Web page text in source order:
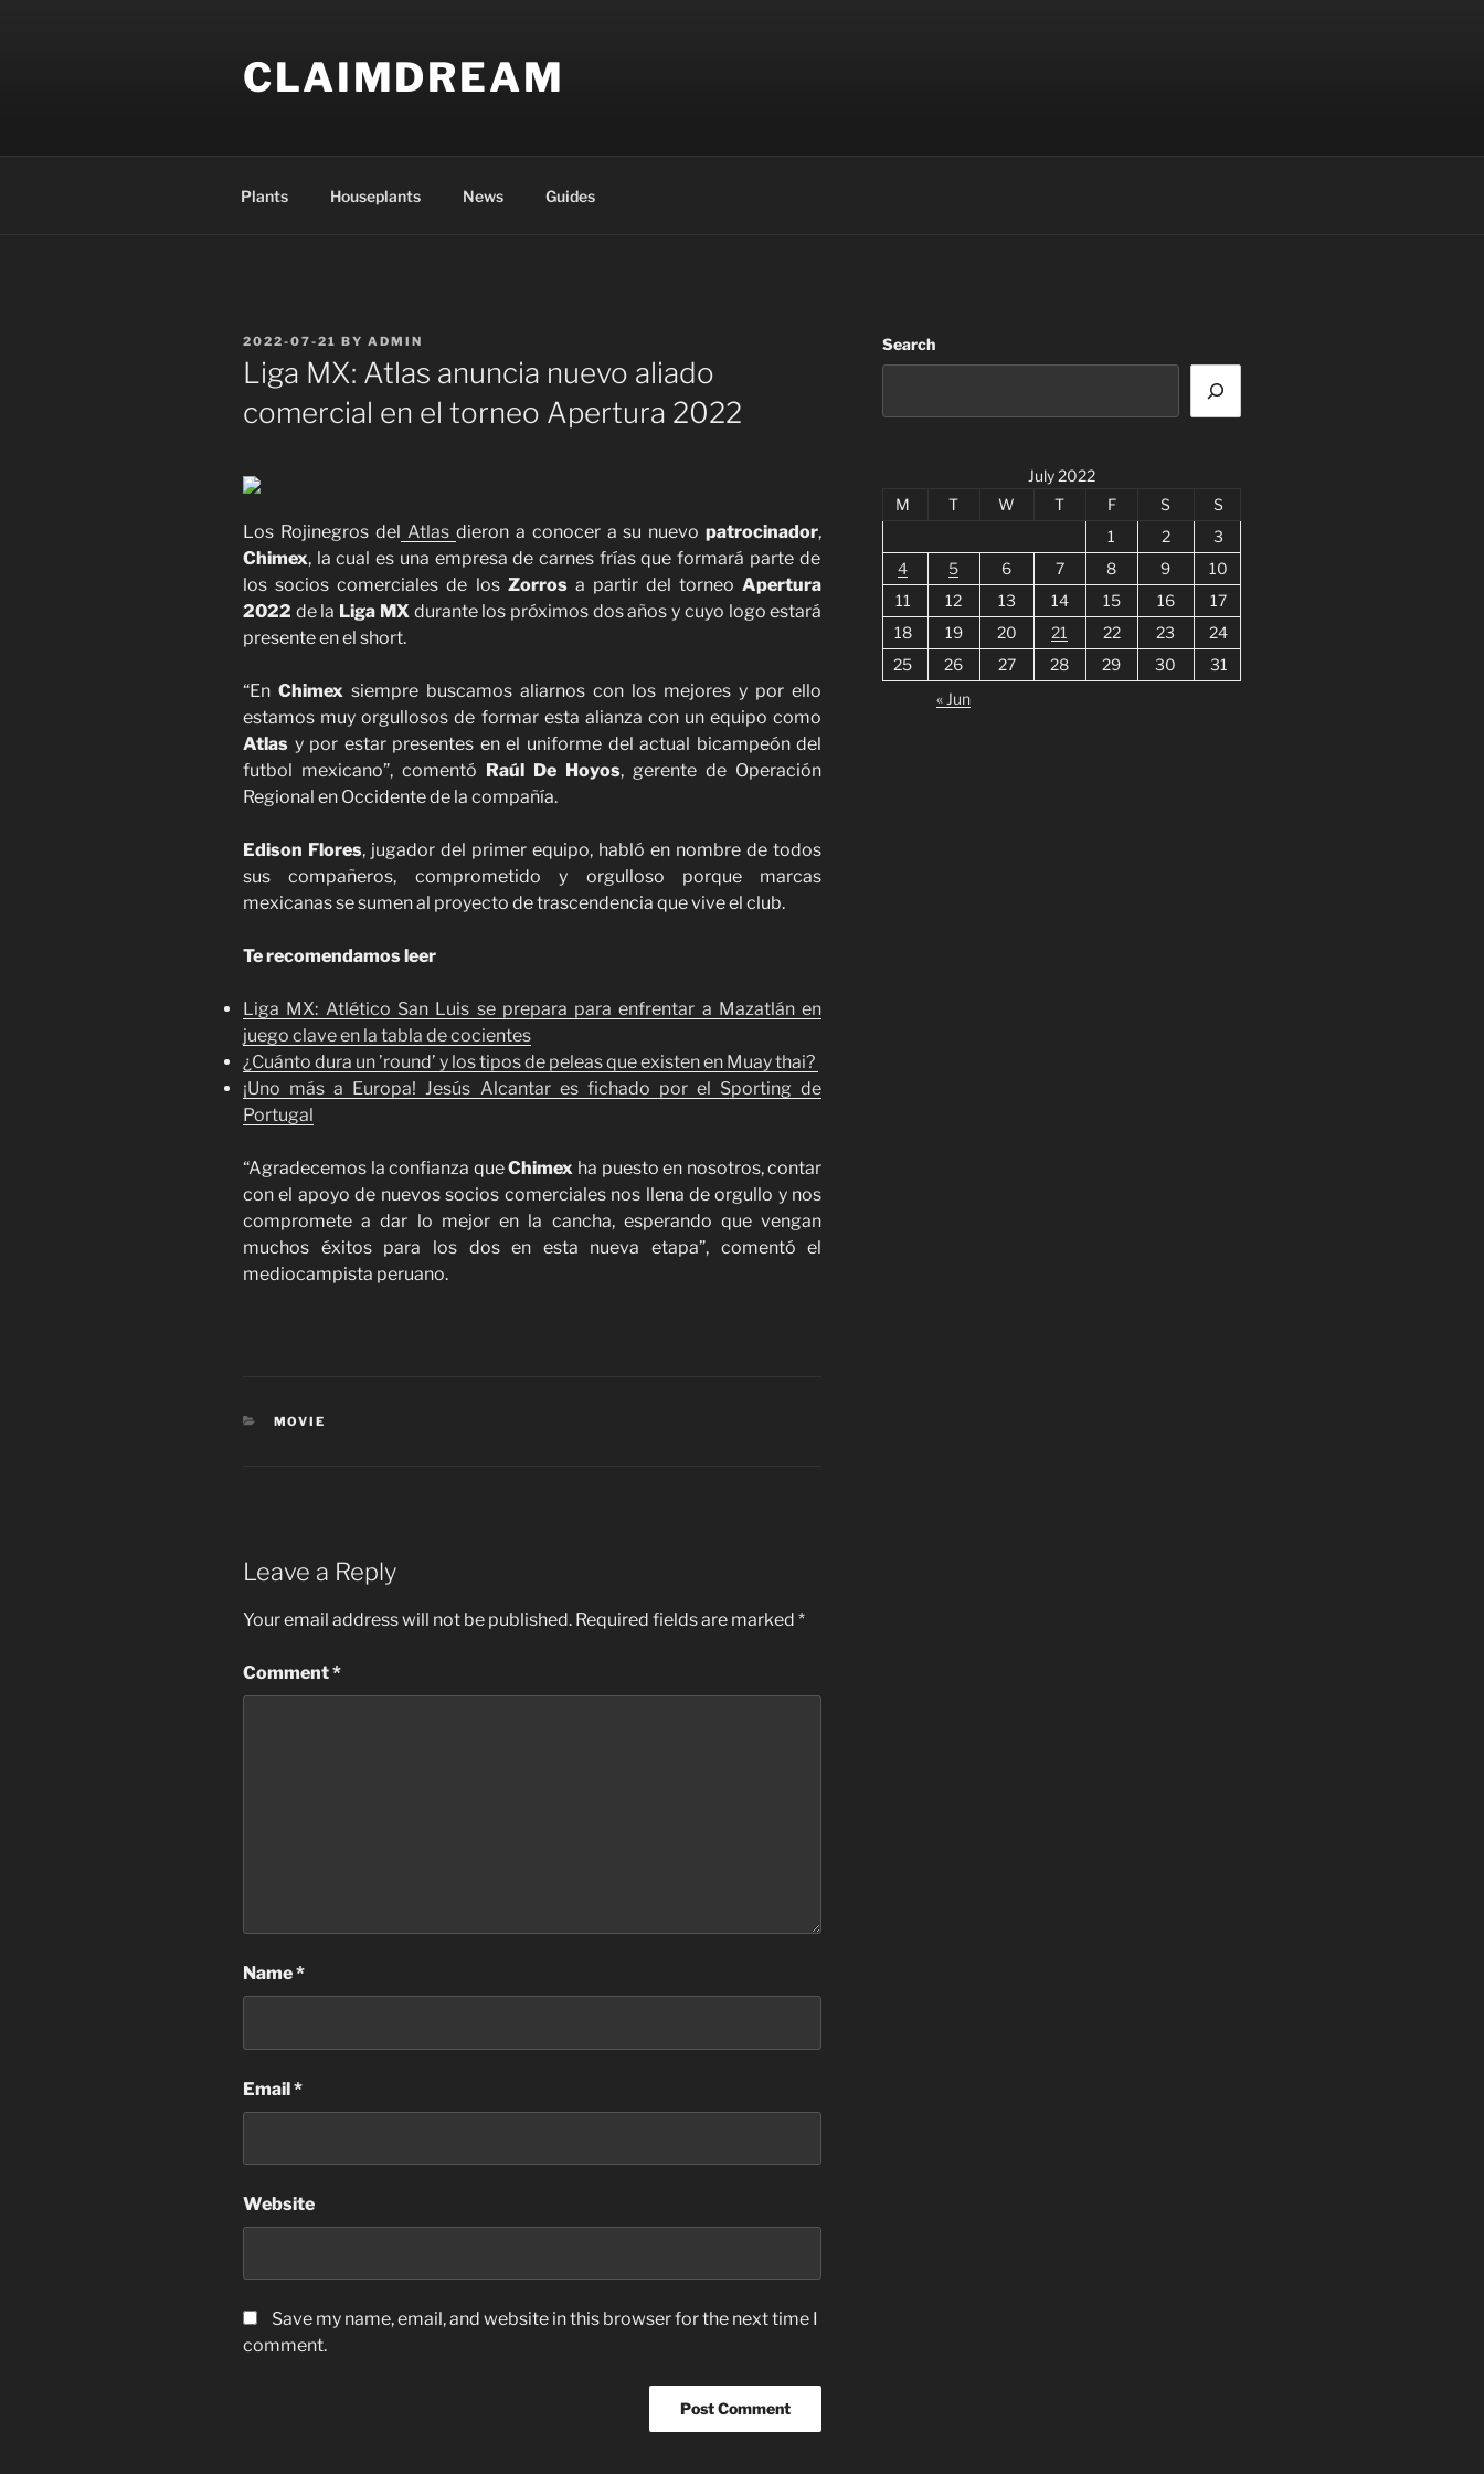
CLAIMDREAM
Plants Houseplants News Guides
POSTED
ON
2022-07-21 BY ADMIN
Liga MX: Atlas anuncia nuevo aliado
comercial en el torneo Apertura 2022
Los Rojinegros del Atlas dieron a conocer a su nuevopatrocinador,
Chimex, la cual es una empresa de carnes frías que formará parte de
los socios comerciales de losZorros a partir del torneoApertura
2022 de la Liga MXdurante los próximos dos años y cuyo logo estará
presente en el short.
“EnChimex siempre buscamos aliarnos con los mejores y por ello
estamos muy orgullosos de formar esta alianza con un equipo como
Atlas y por estar presentes en el uniforme del actual bicampeón del
futbol mexicano”, comentó Raúl De Hoyos, gerente de Operación
Regional en Occidente de la compañía.
Edison Flores, jugador del primer equipo, habló en nombre de todos
sus compañeros, comprometido y orgulloso porque marcas
mexicanas se sumen al proyecto de trascendencia que vive el club.
Te recomendamos leer
Liga MX: Atlético San Luis se prepara para enfrentar a Mazatlán en
juego clave en la tabla de cocientes
¿Cuánto dura un ’round’ y los tipos de peleas que existen en Muay thai?
¡Uno más a Europa! Jesús Alcantar es fichado por el Sporting de
Portugal
“Agradecemos la confianza queChimex ha puesto en nosotros, contar
con el apoyo de nuevos socios comerciales nos llena de orgullo y nos
compromete a dar lo mejor en la cancha, esperando que vengan
muchos éxitos para los dos en esta nueva etapa”, comentó el
mediocampista peruano.
CATEGORIES
MOVIE
Leave a Reply
Your email address will not be published. Required fields are marked *
Comment*
Name*
Email*
Website
Save my name, email, and website in this browser for the next time I
comment.
Search
July 2022
M
T W T F S
S
1
2
3
4
5 6 7 8 9
10
11
12 13 14 15 16
17
18
19 20 21 22 23
24
25
26 27 28 29 30
31
« Jun